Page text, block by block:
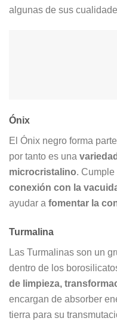
algunas de sus
Ónix
El Ónix negro forma
por tanto es una
microcristalino. Cumple
conexión con la
ayudar a fomentar la
Turmalina
Las Turmalinas son un
dentro de los
de limpieza,
encargan de absorber
tierra para su